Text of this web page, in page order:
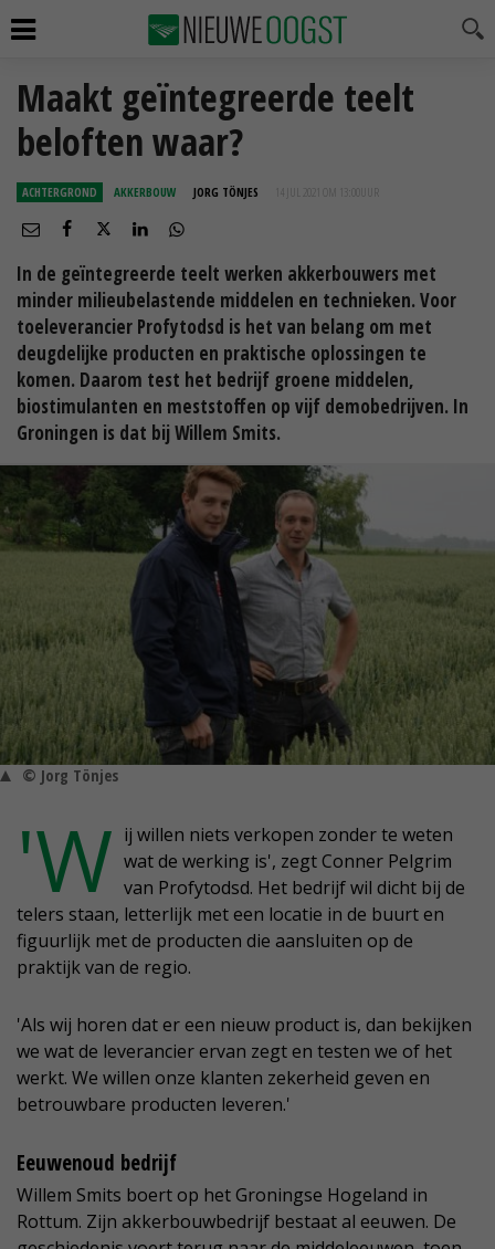
Maakt geïntegreerde teelt
beloften waar?
ACHTERGROND AKKERBOUW JORG TÖNJES 14 JUL 2021 OM 13:00
In de geïntegreerde teelt werken akkerbouwers met
minder milieubelastende middelen en technieken. Voor
toeleverancier Profytodsd is het van belang om met
deugdelijke producten en praktische oplossingen te
komen. Daarom test het bedrijf groene middelen,
biostimulanten en meststoffen op vijf demobedrijven. In
Groningen is dat bij Willem Smits.
© Jorg Tönjes
'W ij willen niets verkopen zonder te weten
wat de werking is', zegt Conner Pelgrim
van Profytodsd. Het bedrijf wil dicht bij de
telers staan, letterlijk met een locatie in de buurt en
figuurlijk met de producten die aansluiten op de
praktijk van de regio.
'Als wij horen dat er een nieuw product is, dan bekijken
we wat de leverancier ervan zegt en testen we of het
werkt. We willen onze klanten zekerheid geven en
betrouwbare producten leveren.'
Eeuwenoud bedrijf
Willem Smits boert op het Groningse Hogeland in
Rottum. Zijn akkerbouwbedrijf bestaat al eeuwen. De